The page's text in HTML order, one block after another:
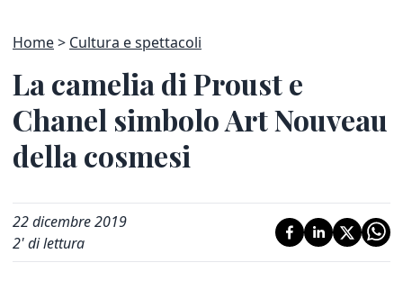
Home Cultura e spettacoli
La camelia di Proust e
Chanel simbolo Art Nouveau
della cosmesi
22 dicembre 2019
2' di lettura